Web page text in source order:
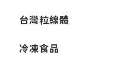
台灣粒線體
冷凍食品